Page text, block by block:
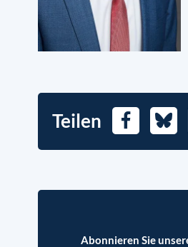
Teilen Facebook
Abonnieren Sie